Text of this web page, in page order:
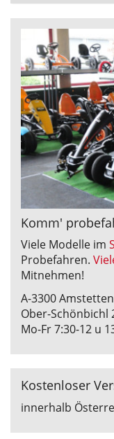
Komm'
Viele Modelle im
Probefahren.
Mitnehmen!
A-3300 Amstetten
Ober-Schönbichl
Mo-Fr 7:30-12 u
Kostenloser
innerhalb